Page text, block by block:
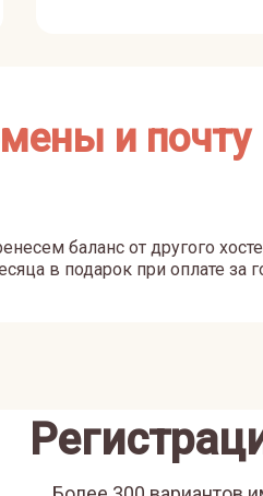
и почту
баланс от другого
в подарок при оплате за